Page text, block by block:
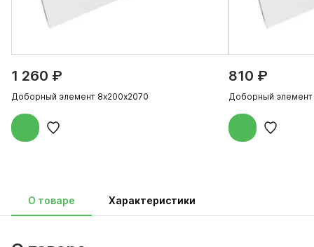
1 260 ₽
Доборный элемент 8х200х2070
810 ₽
Доборный элемент
О товаре Характеристики